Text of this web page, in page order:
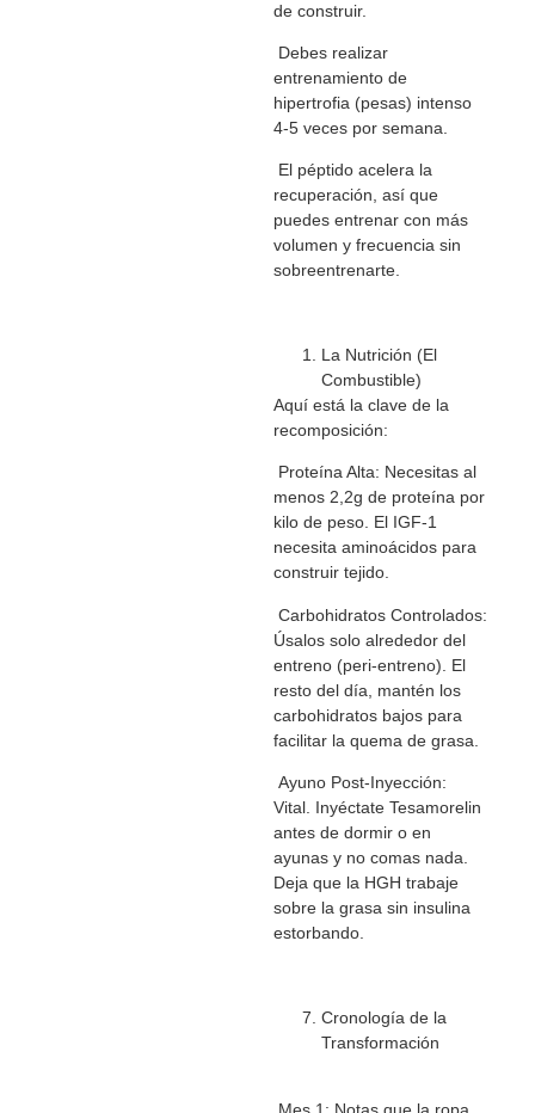
de construir.
Debes realizar
entrenamiento de
hipertrofia (pesas) intenso
4-5 veces por semana.
El péptido acelera la
recuperación, así que
puedes entrenar con más
volumen y frecuencia sin
sobreentrenarte.
La Nutrición (El
Combustible)
Aquí está la clave de la
recomposición:
Proteína Alta: Necesitas al
menos 2,2g de proteína por
kilo de peso. El IGF-1
necesita aminoácidos para
construir tejido.
Carbohidratos Controlados:
Úsalos solo alrededor del
entreno (peri-entreno). El
resto del día, mantén los
carbohidratos bajos para
facilitar la quema de grasa.
Ayuno Post-Inyección:
Vital. Inyéctate Tesamorelin
antes de dormir o en
ayunas y no comas nada.
Deja que la HGH trabaje
sobre la grasa sin insulina
estorbando.
Cronología de la
Transformación